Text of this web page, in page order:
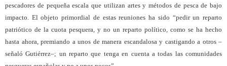
pescadores de pequeña escala que utilizan artes y métodos de pesca de bajo
impacto. El objeto primordial de estas reuniones ha sido “pedir un reparto
patriótico de la cuota pesquera, y no un reparto político, como se ha hecho
hasta ahora, premiando a unos de manera escandalosa y castigando a otros –
señaló Gutiérrez–; un reparto que tenga en cuenta a todas las comunidades